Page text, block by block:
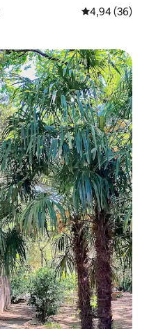
Évaluation
4,94 (36)